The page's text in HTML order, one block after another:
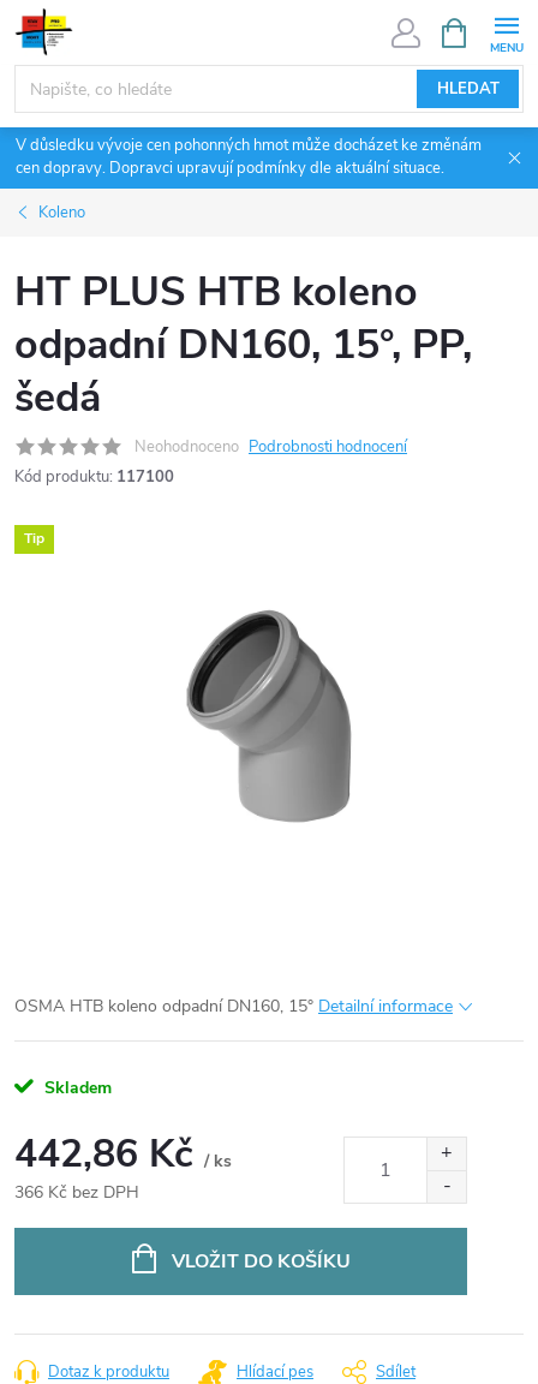
Přejít
obsah
HLEDAT
NÁKUPNÍ
KOŠÍK
V důsledku vývoje cen pohonných hmot může docházet ke změnám
cen dopravy. Dopravci upravují podmínky dle aktuální situace.
Koleno
HT PLUS HTB koleno
odpadní DN160, 15°, PP,
šedá
Neohodnoceno Podrobnosti hodnocení
Kód produktu: 117100
Tip
OSMA HTB koleno odpadní DN160, 15° Detailní informace
Skladem
442,86 Kč / ks
366 Kč bez DPH
VLOŽIT DO KOŠÍKU
Dotaz k produktu Hlídací pes Sdílet